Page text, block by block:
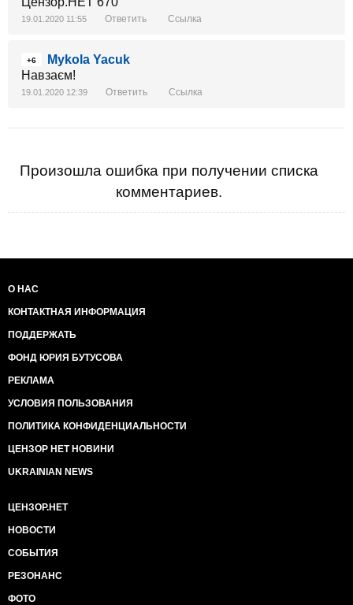
19.01.2020 11:55 Ответить Ссылка
+6
Mykola Yacuk
Навзаєм!
19.01.2020 12:39 Ответить Ссылка
Произошла ошибка при получении списка
комментариев.
О НАС
КОНТАКТНАЯ ИНФОРМАЦИЯ
ПОДДЕРЖАТЬ
ФОНД ЮРИЯ БУТУСОВА
РЕКЛАМА
УСЛОВИЯ ПОЛЬЗОВАНИЯ
ПОЛИТИКА КОНФИДЕНЦИАЛЬНОСТИ
ЦЕНЗОР НЕТ НОВИНИ
UKRAINIAN NEWS
ЦЕНЗОР.НЕТ
НОВОСТИ
СОБЫТИЯ
РЕЗОНАНС
ФОТО